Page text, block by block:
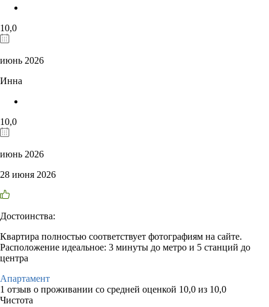
10,0
июнь 2026
Инна
10,0
июнь 2026
28 июня 2026
Достоинства:
Квартира полностью соответствует фотографиям на сайте.
Расположение идеальное: 3 минуты до метро и 5 станций до
центра
Апартамент
1 отзыв о проживании со средней оценкой 10,0 из 10,0
Чистота